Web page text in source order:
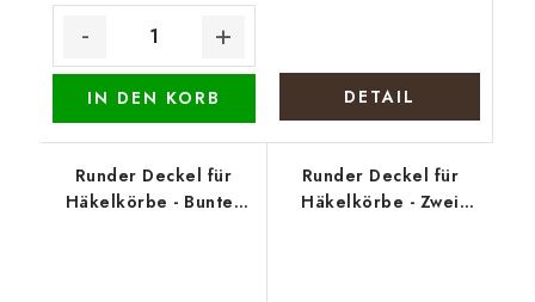
IN DEN KORB DETAIL
Runder Deckel für
Häkelkörbe - Bunter
Runder Deckel für
Häkelkörbe - Zwei